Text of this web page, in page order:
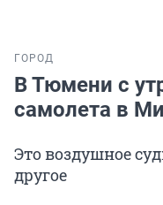
ГОРОД
В Тюмени с
самолета в
Это воздушное
другое